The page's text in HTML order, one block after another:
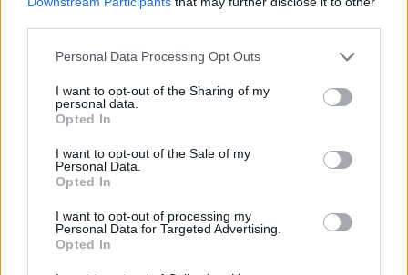
Please note that this website/app uses one or more Google
not limited to your visit or usage behaviour. You may click to
grant or deny consent to Google and its third-party tags to
use your data for below specified purposes in below Google
consent section.
Personal Data Processing Opt Outs
I want to opt-out of the Sharing of my
personal data.
Opted In
I want to opt-out of the Sale of my
Personal Data.
Opted In
I want to opt-out of processing my
Personal Data for Targeted Advertising.
Opted In
nyertek el, mint Rem Koolhaas és Ellen van
Loon, Zaha Hadid, Dominique Perrault és Sir
Norman Foster, májusban adják át. A díjazott
alkotásokból, valamint a zsűri által
kiválasztott további projektek terveiből
vándorkiállítást is összeállítanak.
Ludwig Mies van der Rohe